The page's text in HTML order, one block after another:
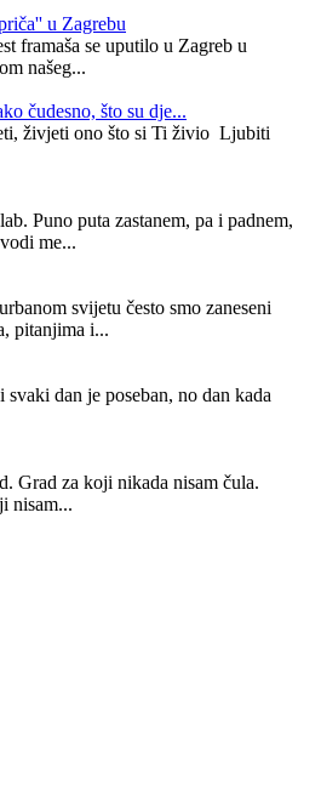
u Zagrebu
framaša se uputilo u Zagreb u
našeg...
čudesno, što su dje...
živjeti ono što si Ti živio Ljubiti
Puno puta zastanem, pa i padnem,
me...
svijetu često smo zaneseni
pitanjima i...
dan je poseban, no dan kada
Grad za koji nikada nisam čula.
nisam...